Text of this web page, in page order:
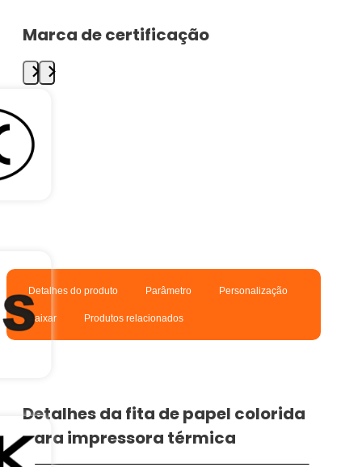
Marca de certificação
Detalhes do produto Parâmetro Personalização
Baixar Produtos relacionados
Detalhes da fita de papel colorida
para impressora térmica